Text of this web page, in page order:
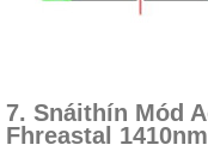
7. Snáithín Mód
Fhreastal